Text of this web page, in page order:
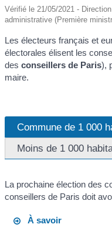
Vérifié le 21/05/2021 -
administrative (Première
Les électeurs français et
électorales élisent les
desconseillers de Paris),
maire.
Commune de 1 000
Moins de 1 000
La prochaine élection des
conseillers de Paris doit
À savoir